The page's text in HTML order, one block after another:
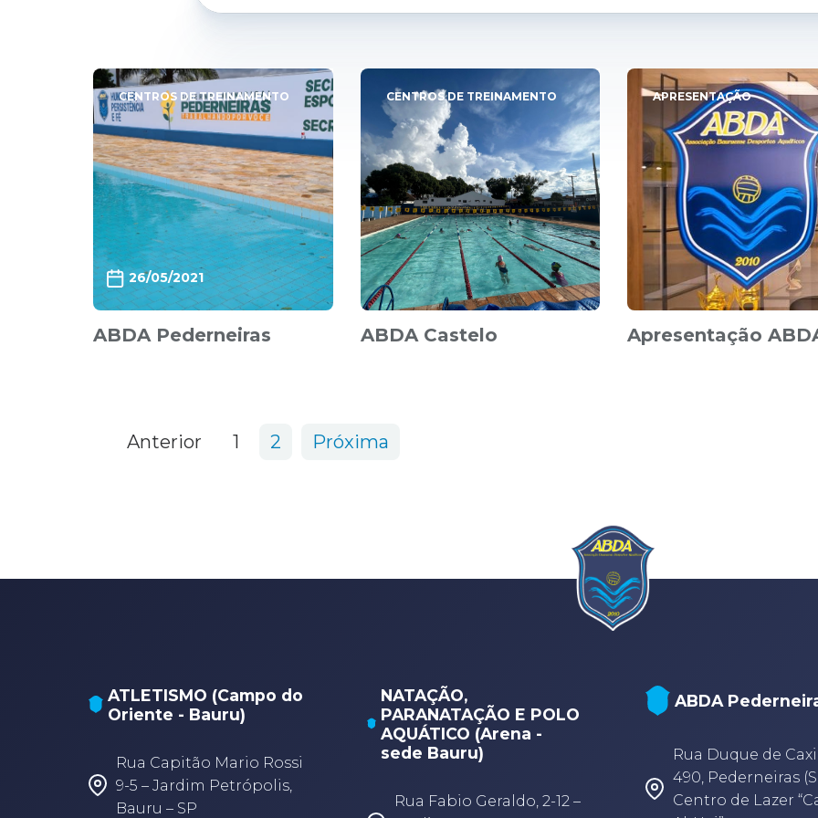
CENTROS DE TREINAMENTO
26/05/2021
ABDA Pederneiras
CENTROS DE TREINAMENTO
ABDA Castelo
APRESENTAÇÃO
Apresentação
Anterior 1 2 Próxima
ATLETISMO (Campo do
Oriente - Bauru)
Rua Capitão Mario Rossi
9-5 – Jardim Petrópolis,
Bauru – SP
NATAÇÃO,
PARANATAÇÃO E POLO
AQUÁTICO (Arena -
sede Bauru)
Rua Fabio Geraldo, 2-12 –
ABDA
Rua Duque de
490, Pederneiras
Centro de Lazer